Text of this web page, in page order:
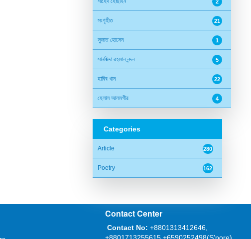
2
সংগৃহীত 21
সুজাত হোসেন 1
সানজিদা রহমান নন্দন 5
হাবিব খান 22
হেলাল আলমগীর 4
Categories
Article 280
Poetry 162
Contact Center
Contact No: +8801313412646,